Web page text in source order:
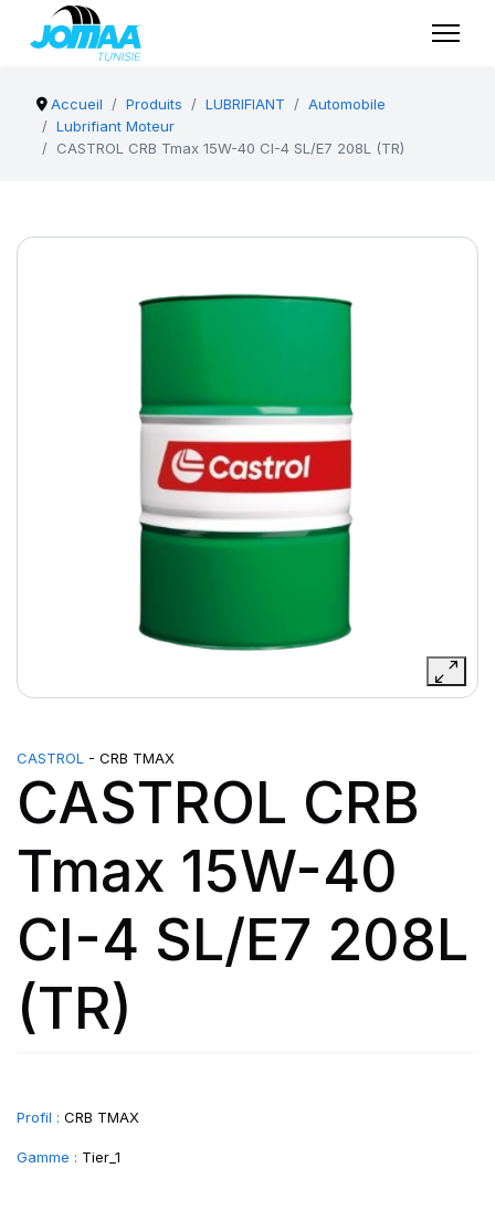
Accueil Produits LUBRIFIANT
Automobile
Lubrifiant Moteur
CASTROL CRB Tmax 15W-40 CI-4 SL/E7 208L (TR)
CASTROL - CRB TMAX
CASTROL CRB
Tmax 15W-40
CI-4 SL/E7 208L
(TR)
Profil : CRB TMAX
Gamme : Tier_1